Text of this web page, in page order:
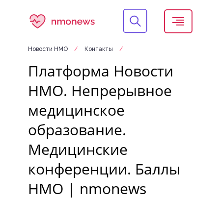
Новости НМО / Контакты /
Платформа Новости
НМО. Непрерывное
медицинское
образование.
Медицинские
конференции. Баллы
НМО | nmonews